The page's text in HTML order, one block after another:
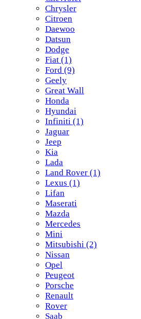
Chrysler
Citroen
Daewoo
Datsun
Dodge
Fiat (1)
Ford (9)
Geely
Great Wall
Honda
Hyundai
Infiniti (1)
Jaguar
Jeep
Kia
Lada
Land Rover (1)
Lexus (1)
Lifan
Maserati
Mazda
Mercedes
Mini
Mitsubishi (2)
Nissan
Opel
Peugeot
Porsche
Renault
Rover
Saab